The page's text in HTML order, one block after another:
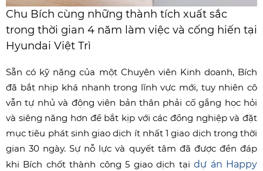
Chu Bích cùng những thành tích xuất sắc
trong thời gian 4 năm làm việc và cống hiến tại
Hyundai Việt Trì
Sẵn có kỹ năng của một Chuyên viên Kinh doanh, Bích
đã bắt nhịp khá nhanh trong lĩnh vực mới, tuy nhiên cô
vẫn tự nhủ và động viên bản thân phải cố gắng học hỏi
và siêng năng hơn để bắt kịp với các đồng nghiệp và đặt
mục tiêu phát sinh giao dịch ít nhất 1 giao dịch trong thời
gian 30 ngày. Sự nỗ lực và quyết tâm đã được đền đáp
khi Bích chốt thành công 5 giao dịch tạidự án Happy